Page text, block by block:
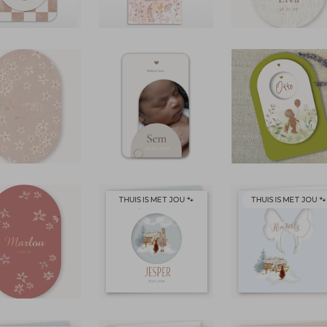
THUIS IS MET JOU 🐾 THUIS IS MET JOU 🐾